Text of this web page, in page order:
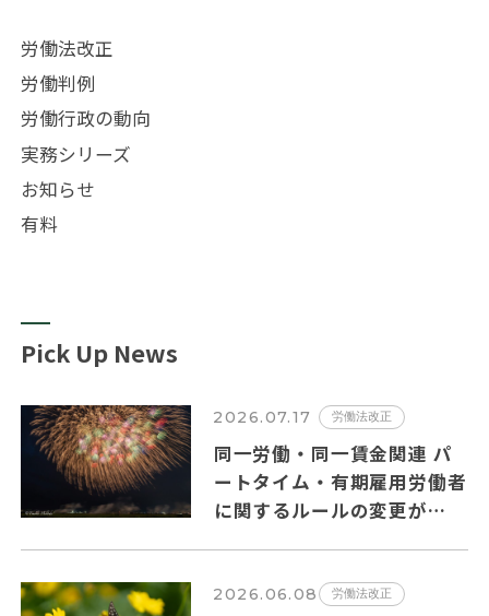
労働法改正
労働判例
労働行政の動向
実務シリーズ
お知らせ
有料
Pick Up News
2026.07.17 労働法改正
同一労働・同一賃金関連 パ
ートタイム・有期雇用労働者
に関するルールの変更が
2026.06.08 労働法改正